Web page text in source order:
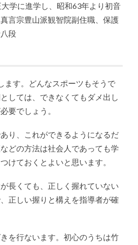
学に進学し、昭和63年より初音
言宗豊山派観智院副住職、保護
段
す。どんなスポーツもそうで
しては、できなくてもダメ出し
要でしょう。
り、これができるようになるだ
どの方法は社会人であっても学
けておくとよいと思います。
長くても、正しく握れていない
正しい握りと構えを指導者が確
を行ないます。初心のうちは竹